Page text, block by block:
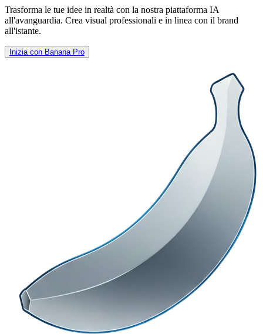
Trasforma le tue idee in realtà con la nostra piattaforma IA
all'avanguardia. Crea visual professionali e in linea con il brand
all'istante.
Inizia con Banana Pro